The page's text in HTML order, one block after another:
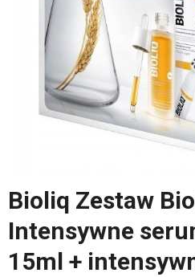
Bioliq Zestaw
Intensywne
15ml +